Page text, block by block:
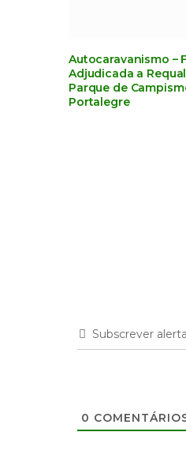
Autocaravanismo –
Adjudicada a
Parque de
Portalegre
Subscrever
0